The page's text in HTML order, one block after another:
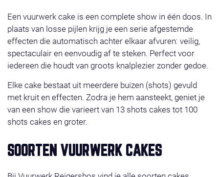
Een vuurwerk cake is een complete show in één doos. In
plaats van losse pijlen krijg je een serie afgestemde
effecten die automatisch achter elkaar afvuren: veilig,
spectaculair en eenvoudig af te steken. Perfect voor
iedereen die houdt van groots knalplezier zonder gedoe.
Elke cake bestaat uit meerdere buizen (shots) gevuld
met kruit en effecten. Zodra je hem aansteekt, geniet je
van een show die varieert van 13 shots cakes tot 100
shots cakes en groter.
SOORTEN VUURWERK CAKES